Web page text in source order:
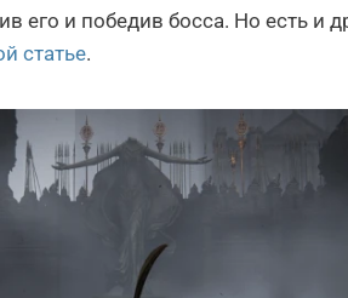
его и победив босса. Но есть и
статье.